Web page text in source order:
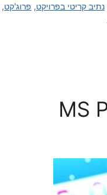
נתיב קריטי בפרויקט, פרוג'קט,